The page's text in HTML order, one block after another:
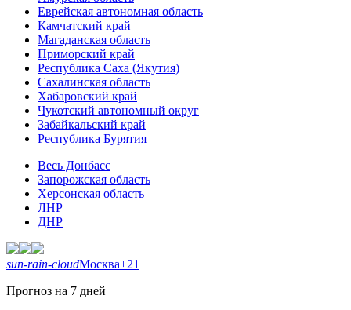
Еврейская автономная область
Камчатский край
Магаданская область
Приморский край
Республика Саха (Якутия)
Сахалинская область
Хабаровский край
Чукотский автономный округ
Забайкальский край
Республика Бурятия
Весь Донбасс
Запорожская область
Херсонская область
ЛНР
ДНР
sun-rain-cloudМосква+21
Прогноз на 7 дней